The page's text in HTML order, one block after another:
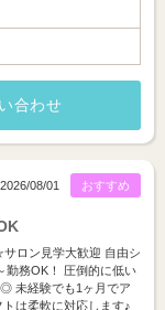
合わせ
おすすめ
08/01
サロン見学大歓迎 自由シ
勤務OK！ 圧倒的に低い
未経験でも1ヶ月でア
は柔軟に対応します♪